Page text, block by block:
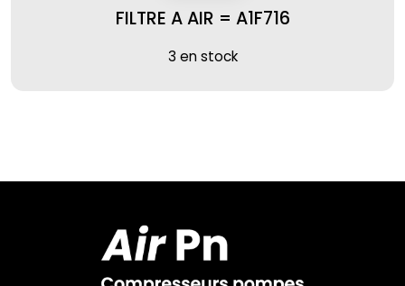
FILTRE A AIR = A1F716
3 en stock